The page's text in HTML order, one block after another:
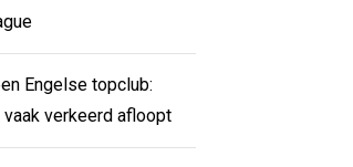
Engelse topclub:
verkeerd afloopt